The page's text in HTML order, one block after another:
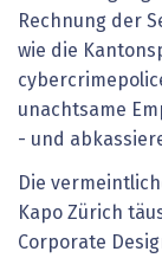
Rechnung der
wie die
unachtsame
- und
Die
Kapo Zürich
Corporate